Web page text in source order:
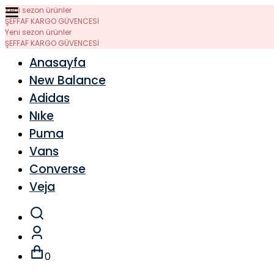
Yeni sezon ürünler
ŞEFFAF KARGO GÜVENCESİ
Yeni sezon ürünler
ŞEFFAF KARGO GÜVENCESİ
Anasayfa
New Balance
Adidas
Nıke
Puma
Vans
Converse
Veja
0